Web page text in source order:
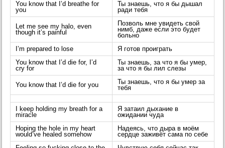
You know that I’d breathe for
you
Ты знаешь, что я бы дышал
ради тебя
Let me see my halo, even
though it’s painful
Позволь мне увидеть свой
нимб, даже если это будет
больно
I’m prepared to lose
Я готов проиграть
You know that I’d die for, I’d
cry for
Ты знаешь, за что я бы умер,
за что я бы лил слезы
You know that I’d die for you
Ты знаешь, что я бы умер за
тебя
I keep holding my breath for a
miracle
Я затаил дыхание в
ожидании чуда
Hoping the hole in my heart
would’ve healed somehow
Надеясь, что дыра в моём
сердце заживёт сама по себе